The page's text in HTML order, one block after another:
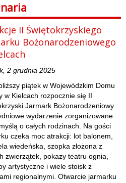
II Świętokrzyskiego
Bożonarodzeniowego
2 grudnia 2025
piątek w Wojewódzkim Domu
w Kielcach rozpocznie się II
Jarmark Bożonarodzeniowy.
wydarzenie zorganizowane
o całych rodzinach. Na gości
czeka moc atrakcji: lot balonem,
wiedeńska, szopka złożona z
zwierzątek, pokazy teatru ognia,
artystyczne i wiele stoisk z
regionalnymi. Otwarcie jarmarku